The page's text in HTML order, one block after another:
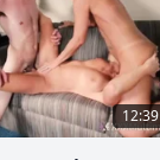
12:39